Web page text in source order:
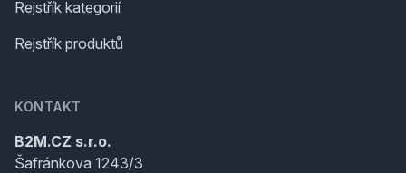
Rejstřík kategorií
Rejstřík produktů
KONTAKT
B2M.CZ s.r.o.
Šafránkova 1243/3